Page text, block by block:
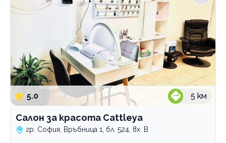
5.0 5 км
Салон за красота Cattleya
гр. София, Връбница 1, бл. 524, вх. В